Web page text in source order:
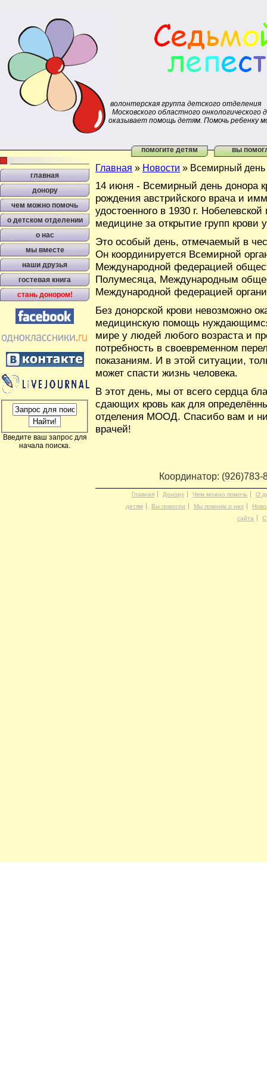
волонтерская группа детского отделения
Московского областного онкологического
оказывает помощь детям. Помочь ребенку
помогите детям вы
главная
донору
чем можно помочь
о детском отделении
о нас
мы вместе
наши друзья
гостевая книга
стань донором!
Введите ваш запрос для
начала поиска.
Главная » Новости » Всемирный день
14 июня - Всемирный день донора
рождения австрийского врача и
удостоенного в 1930 г.
медицине за открытие групп крови
Это особый день, отмечаемый в
Он координируется Всемирной
Международной федерацией
Полумесяца, Международным
Международной федерацией
Без донорской крови невозможно
медицинскую помощь
мире у людей любого возраста и
потребность в своевременном
показаниям. И в этой ситуации,
может спасти жизнь человека.
В этот день, мы от всего сердца
сдающих кровь как для
отделения МООД. Спасибо вам и
врачей!
Координатор: (926)783-
Главная Донору Чем можно помочь
О
детям
Вы помогли Мы помним о них
сайта